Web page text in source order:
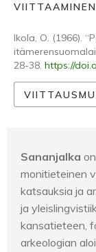
VIITTAAMINEN
Ikola, O. (1966).
28-38. https://
Sananjalka
monitieteinen
katsauksia ja
ja
kansatieteen,
arkeologian